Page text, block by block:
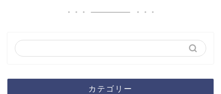
カテゴリー